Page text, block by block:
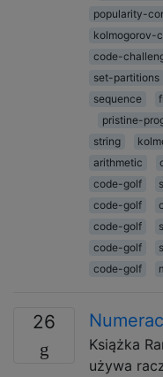
popularity-
kolmogorov-
code-
set-partitions
sequence
pristine-
string
arithmetic
code-golf
code-golf
code-golf
code-golf
code-golf
26
Książka
używa